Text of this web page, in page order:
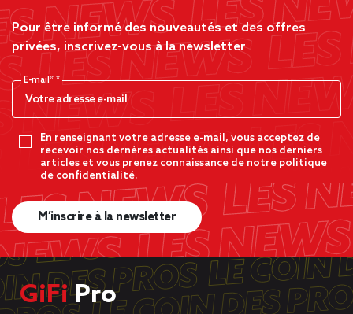
Pour être informé des nouveautés et des offres
privées, inscrivez-vous à la newsletter
E-mail*
En renseignant votre adresse e-mail, vous acceptez de
recevoir nos dernères actualités ainsi que nos derniers
articles et vous prenez connaissance de notre politique
de confidentialité.
M’inscrire à la newsletter
GiFiPro